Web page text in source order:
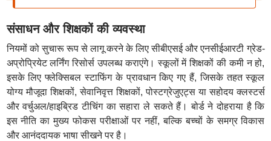
संसाधन और शिक्षकों की व्यवस्था
नियमों को सुचारू रूप से लागू करने के लिए सीबीएसई और एनसीईआरटी ग्रेड-
अप्रोप्रियेट लर्निंग रिसोर्स उपलब्ध कराएंगे। स्कूलों में शिक्षकों की कमी न हो,
इसके लिए फ्लेक्सिबल स्टाफिंग के प्रावधान किए गए हैं, जिसके तहत स्कूल
योग्य मौजूदा शिक्षकों, सेवानिवृत्त शिक्षकों, पोस्टग्रेजुएट्स या सहोदय क्लस्टर्स
और वर्चुअल/हाइब्रिड टीचिंग का सहारा ले सकते हैं। बोर्ड ने दोहराया है कि
इस नीति का मुख्य फोकस परीक्षाओं पर नहीं, बल्कि बच्चों के समग्र विकास
और आनंददायक भाषा सीखने पर है।